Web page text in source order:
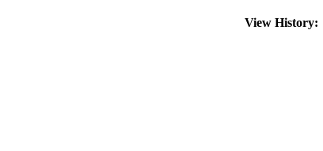
View History: